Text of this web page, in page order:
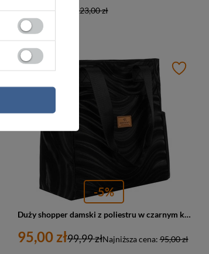
123,00 zł
PROMOCJA
-5%
Duży shopper damski z poliestru w czarnym kolorze pokryty falistym wzorem - Rovicky
95,00 zł Najniższa cena:95,00 zł
99,99 zł